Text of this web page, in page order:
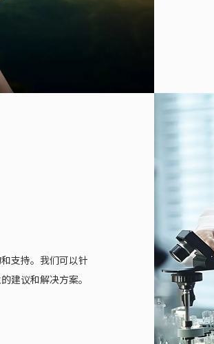
支持。我们可以针
建议和解决方案。